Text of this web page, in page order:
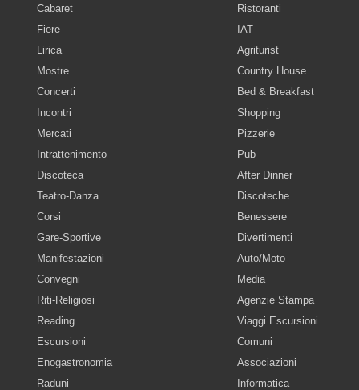
Cabaret
Fiere
Lirica
Mostre
Concerti
Incontri
Mercati
Intrattenimento
Discoteca
Teatro-Danza
Corsi
Gare-Sportive
Manifestazioni
Convegni
Riti-Religiosi
Reading
Escursioni
Enogastronomia
Raduni
Ristoranti
IAT
Agriturist
Country House
Bed & Breakfast
Shopping
Pizzerie
Pub
After Dinner
Discoteche
Benessere
Divertimenti
Auto/Moto
Media
Agenzie Stampa
Viaggi Escursioni
Comuni
Associazioni
Informatica